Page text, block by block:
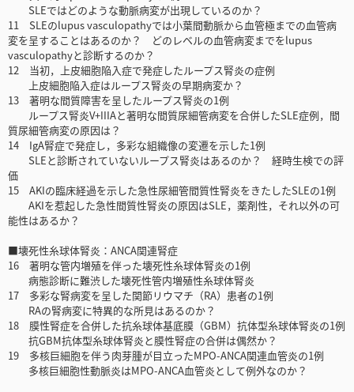
SLEではどのような動脈病変が出現しているのか？
11 SLEのlupus vasculopathyでは小葉間動脈から血管極までの血管病
変を呈することはあるのか？ どのレベルの血管病変までをlupus
vasculopathyと診断するのか？
12 当初，上皮細胞陥入症で発症したループス腎炎の症例
上皮細胞陥入症はループス腎炎の早期病変か？
13 著明な間質障害を呈したループス腎炎の1例
ループス腎炎V+IIIAと著明な間質尿細管病変を合併したSLE症例，間
質尿細管病変の原因は？
14 IgA腎症で発症し，多彩な組織像の変遷を示した1例
SLEと診断されていないループス腎炎はあるのか？ 経時生検での評
価
15 AKIの臨床経過を示した急性尿細管間質性腎炎をきたしたSLEの1例
AKIを惹起した急性間質性腎炎の原因はSLE，薬剤性，それ以外の可
能性はあるか？
■壊死性糸球体腎炎：ANCA関連腎症
16 著明な管内増殖を伴った壊死性糸球体腎炎の1例
病態診断に難渋した壊死性管内増殖性糸球体腎炎
17 多彩な腎病変を呈した関節リウマチ（RA）患者の1例
RAの腎病変に特異的な所見はあるのか？
18 膜性腎症を合併した抗糸球体基底膜（GBM）抗体型糸球体腎炎の1例
抗GBM抗体型糸球体腎炎と膜性腎症の合併は偶然か？
19 多核巨細胞を伴う肉芽腫が目立ったMPO-ANCA関連血管炎の1例
多核巨細胞性動脈炎はMPO-ANCA血管炎として例外なのか？